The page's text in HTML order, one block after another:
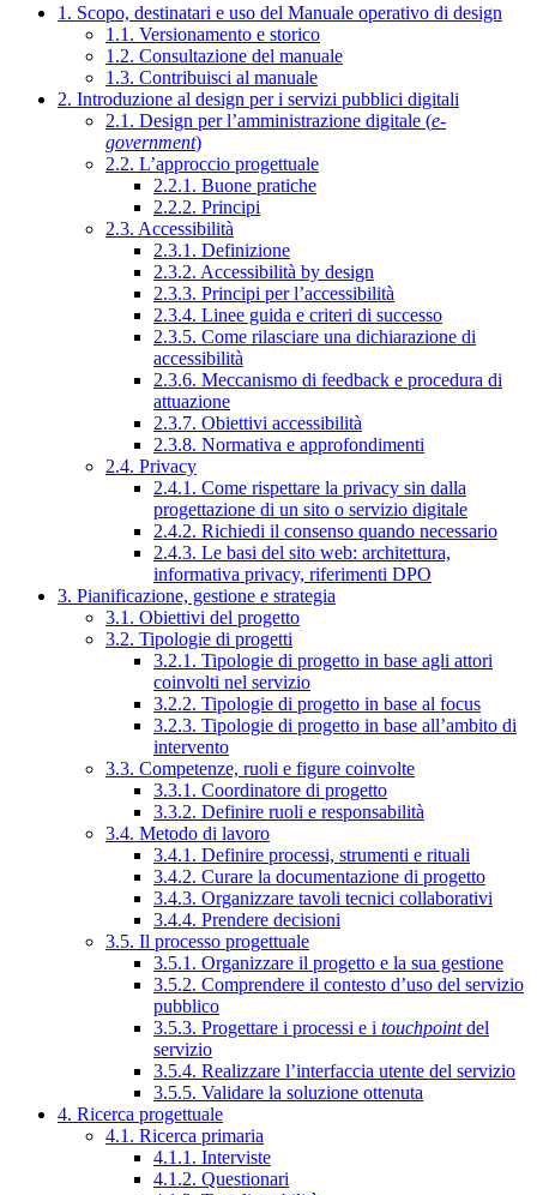
1. Scopo, destinatari e uso del Manuale operativo di design
1.1. Versionamento e storico
1.2. Consultazione del manuale
1.3. Contribuisci al manuale
2. Introduzione al design per i servizi pubblici digitali
2.1. Design per l’amministrazione digitale (e-
government)
2.2. L’approccio progettuale
2.2.1. Buone pratiche
2.2.2. Principi
2.3. Accessibilità
2.3.1. Definizione
2.3.2. Accessibilità by design
2.3.3. Principi per l’accessibilità
2.3.4. Linee guida e criteri di successo
2.3.5. Come rilasciare una dichiarazione di
accessibilità
2.3.6. Meccanismo di feedback e procedura di
attuazione
2.3.7. Obiettivi accessibilità
2.3.8. Normativa e approfondimenti
2.4. Privacy
2.4.1. Come rispettare la privacy sin dalla
progettazione di un sito o servizio digitale
2.4.2. Richiedi il consenso quando necessario
2.4.3. Le basi del sito web: architettura,
informativa privacy, riferimenti DPO
3. Pianificazione, gestione e strategia
3.1. Obiettivi del progetto
3.2. Tipologie di progetti
3.2.1. Tipologie di progetto in base agli attori
coinvolti nel servizio
3.2.2. Tipologie di progetto in base al focus
3.2.3. Tipologie di progetto in base all’ambito di
intervento
3.3. Competenze, ruoli e figure coinvolte
3.3.1. Coordinatore di progetto
3.3.2. Definire ruoli e responsabilità
3.4. Metodo di lavoro
3.4.1. Definire processi, strumenti e rituali
3.4.2. Curare la documentazione di progetto
3.4.3. Organizzare tavoli tecnici collaborativi
3.4.4. Prendere decisioni
3.5. Il processo progettuale
3.5.1. Organizzare il progetto e la sua gestione
3.5.2. Comprendere il contesto d’uso del servizio
pubblico
3.5.3. Progettare i processi e i touchpointdel
servizio
3.5.4. Realizzare l’interfaccia utente del servizio
3.5.5. Validare la soluzione ottenuta
4. Ricerca progettuale
4.1. Ricerca primaria
4.1.1. Interviste
4.1.2. Questionari